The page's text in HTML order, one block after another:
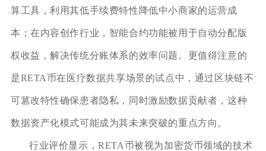
算工具，利用其低手续费特性降低中小商家的运营成
本；在内容创作行业，智能合约功能被用于自动分配版
权收益，解决传统分账体系的效率问题。更值得注意的
是RETA币在医疗数据共享场景的试点中，通过区块链不
可篡改特性确保患者隐私，同时激励数据贡献者，这种
数据资产化模式可能成为其未来突破的重点方向。
行业评价显示，RETA币被视为加密货币领域的技术